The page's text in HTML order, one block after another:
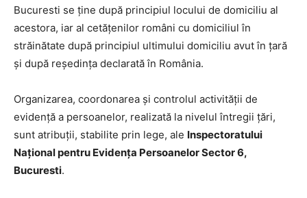
Bucuresti se ține după principiul locului de domiciliu al
acestora, iar al cetățenilor români cu domiciliul în
străinătate după principiul ultimului domiciliu avut în țară
și după reședința declarată în România.
Organizarea, coordonarea și controlul activității de
evidență a persoanelor, realizată la nivelul întregii țări,
sunt atribuții, stabilite prin lege, ale Inspectoratului
Național pentru Evidența Persoanelor Sector 6,
Bucuresti.